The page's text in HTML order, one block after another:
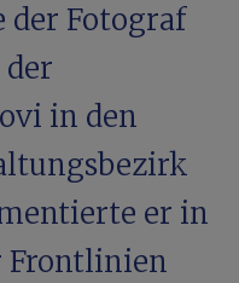
der Fotograf
in den
er in
Frontlinien